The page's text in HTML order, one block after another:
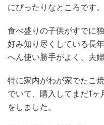
にぴったりなところです。
食べ盛りの子供がすでに
好み知り尽くしている長
へん使い勝手がよく、夫
特に家内がわが家でたこ
でいて、購入してまだ1ヶ
をしました。